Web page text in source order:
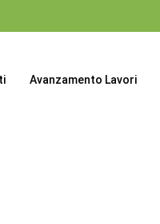
Avanzamento Lavori